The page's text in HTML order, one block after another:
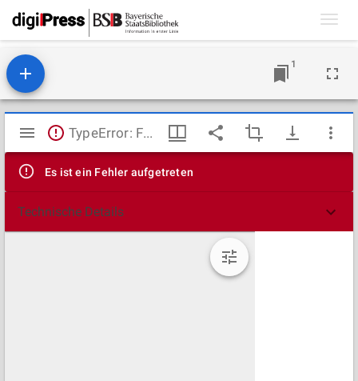
1
Mirador
Viewer
TypeError: Failed to fetch
Es ist ein Fehler aufgetreten
Technische Details